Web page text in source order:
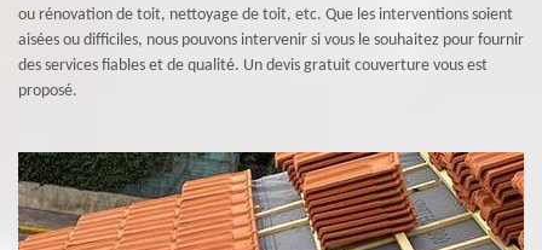
ou rénovation de toit, nettoyage de toit, etc. Que les interventions soient
aisées ou difficiles, nous pouvons intervenir si vous le souhaitez pour fournir
des services fiables et de qualité. Un devis gratuit couverture vous est
proposé.